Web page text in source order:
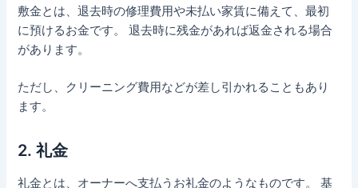
敷金とは、退去時の修理費用や未払い家賃に備えて、最初
に預けるお金です。 退去時に残金があれば返金される場合
があります。
ただし、クリーニング費用などが差し引かれることもあり
ます。
2. 礼金
礼金とは、オーナーへ支払うお礼金のようなものです。 基